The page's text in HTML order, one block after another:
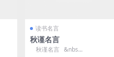
读书名言
秋谨名言
秋谨名言 &nbs...